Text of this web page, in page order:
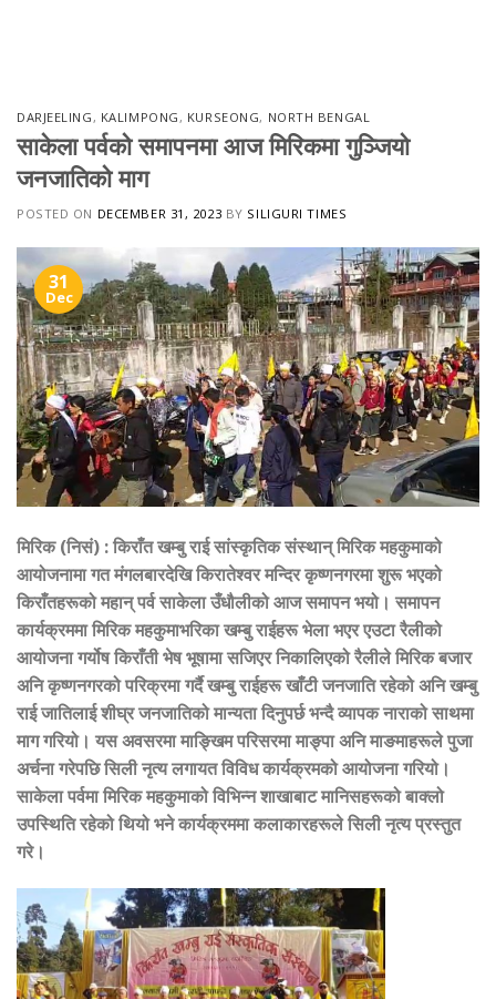
DARJEELING, KALIMPONG, KURSEONG, NORTH BENGAL
साकेला पर्वको समापनमा आज मिरिकमा गुञ्जियो
जनजातिको माग
POSTED ON DECEMBER 31, 2023 BY SILIGURI TIMES
31
Dec
मिरिक (निसं) : किराँत खम्बु राई सांस्कृतिक संस्थान् मिरिक महकुमाको
आयोजनामा गत मंगलबारदेखि किरातेश्वर मन्दिर कृष्णनगरमा शुरू भएको
किराँतहरूको महान् पर्व साकेला उँधौलीको आज समापन भयो। समापन
कार्यक्रममा मिरिक महकुमाभरिका खम्बु राईहरू भेला भएर एउटा रैलीको
आयोजना गर्योष किराँती भेष भूषामा सजिएर निकालिएको रैलीले मिरिक बजार
अनि कृष्णनगरको परिक्रमा गर्दै खम्बु राईहरू खाँटी जनजाति रहेको अनि खम्बु
राई जातिलाई शीघ्र जनजातिको मान्यता दिनुपर्छ भन्दै व्यापक नाराको साथमा
माग गरियो। यस अवसरमा माङ्खिम परिसरमा माङ्पा अनि माङमाहरूले पुजा
अर्चना गरेपछि सिली नृत्य लगायत विविध कार्यक्रमको आयोजना गरियो।
साकेला पर्वमा मिरिक महकुमाको विभिन्न शाखाबाट मानिसहरूको बाक्लो
उपस्थिति रहेको थियो भने कार्यक्रममा कलाकारहरूले सिली नृत्य प्रस्तुत
गरे।